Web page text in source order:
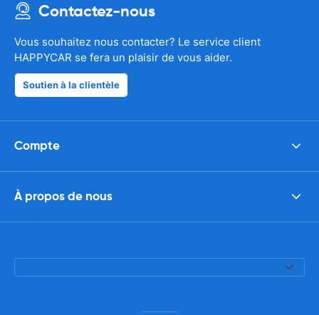
Contactez-nous
Vous souhaitez nous contacter? Le service client
HAPPYCAR se fera un plaisir de vous aider.
Soutien à la clientèle
Compte
À propos de nous